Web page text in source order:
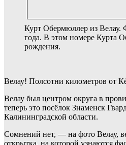
Курт Обермюллер из Велау.
года. В этом номере Курта
рождения.
Велау! Полсотни километров от
Велау был центром округа в
теперь это посёлок Знаменск
Калининградской области.
Сомнений нет, — на фото Велау,
открытка, на которой узнаются